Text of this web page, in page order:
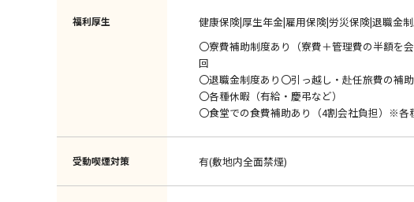
福利厚生
健康保険|厚生年金|雇用保険|労災保険|退職金
〇寮費補助制度あり（寮費＋管理費の半額を
回
〇退職金制度あり〇引っ越し・赴任旅費の補
〇各種休暇（有給・慶弔など）
〇食堂での食費補助あり（4割会社負担）※各
受動喫煙対策 有(敷地内全面禁煙)